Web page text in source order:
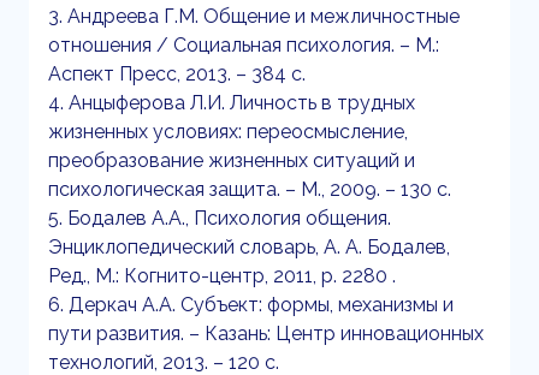
3. Андреева Г.М. Общение и межличностные
отношения / Социальная психология. – М.:
Аспект Пресс, 2013. – 384 с.
4. Анцыферова Л.И. Личность в трудных
жизненных условиях: переосмысление,
преобразование жизненных ситуаций и
психологическая защита. – М., 2009. – 130 с.
5. Бодалев А.А., Психология общения.
Энциклопедический словарь, А. А. Бодалев,
Ред., М.: Когнито-центр, 2011, p. 2280 .
6. Деркач А.А. Субъект: формы, механизмы и
пути развития. – Казань: Центр инновационных
технологий, 2013. – 120 с.